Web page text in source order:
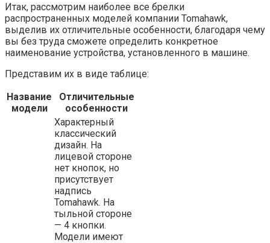
Итак, рассмотрим наиболее все брелки
распространенных моделей компании Tomahawk,
выделив их отличительные особенности, благодаря чему
вы без труда сможете определить конкретное
наименование устройства, установленного в машине.
Представим их в виде таблице:
Название
модели
Отличительные
особенности
Характерный
классический
дизайн. На
лицевой стороне
нет кнопок, но
присутствует
надпись
Tomahawk. На
тыльной стороне
— 4 кнопки.
Модели имеют